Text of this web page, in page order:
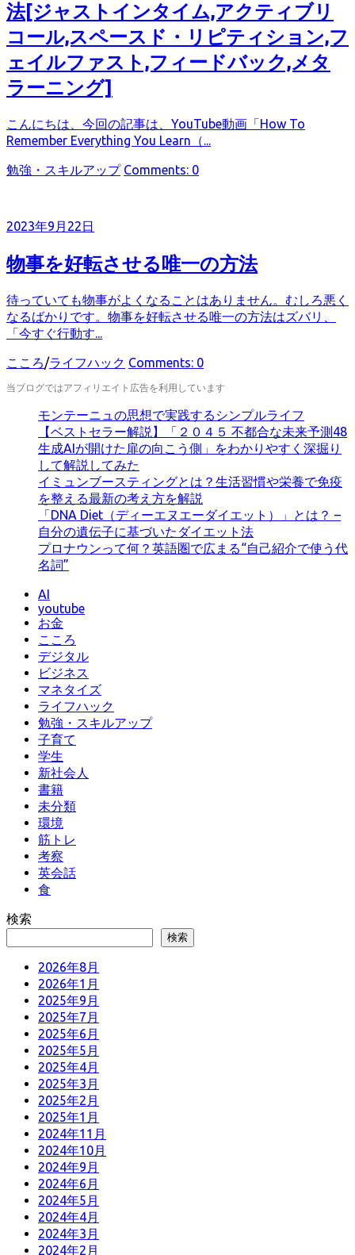
法[ジャストインタイム,アクティブリ
コール,スペースド・リピティション,フ
ェイルファスト,フィードバック,メタ
ラーニング]
こんにちは、今回の記事は、YouTube動画「How To
Remember Everything You Learn（...
カ
リ
ー
勉強・スキルアップ Comments: 0
2023年9月22日
物事を好転させる唯一の方法
待っていても物事がよくなることはありません。むしろ悪く
なるばかりです。物事を好転させる唯一の方法はズバリ、
「今すぐ行動す...
カ
ゴ
こころ/ライフハック Comments: 0
当ブログではアフィリエイト広告を利用しています
モンテーニュの思想で実践するシンプルライフ
【ベストセラー解説】「２０４５ 不都合な未来予測48
生成AIが開けた扉の向こう側」をわかりやすく深掘り
して解説してみた
イミュンブースティングとは？生活習慣や栄養で免疫
を整える最新の考え方を解説
「DNA Diet（ディーエヌエーダイエット）」とは？ –
自分の遺伝子に基づいたダイエット法
プロナウンって何？英語圏で広まる“自己紹介で使う代
名詞”
AI
youtube
お金
こころ
デジタル
ビジネス
マネタイズ
ライフハック
勉強・スキルアップ
子育て
学生
新社会人
書籍
未分類
環境
筋トレ
考察
英会話
食
検索
検索
2026年8月
2026年1月
2025年9月
2025年7月
2025年6月
2025年5月
2025年4月
2025年3月
2025年2月
2025年1月
2024年11月
2024年10月
2024年9月
2024年6月
2024年5月
2024年4月
2024年3月
2024年2月